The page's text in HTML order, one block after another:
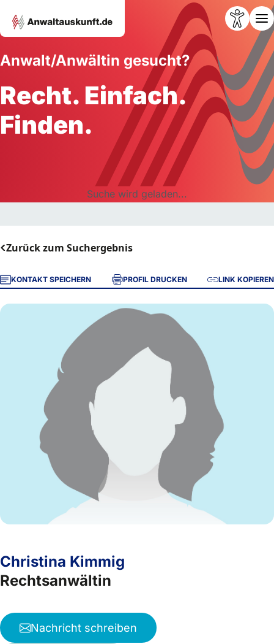
Anwalt/Anwältin gesucht?
Recht. Einfach.
Finden.
Suche wird geladen...
Zurück zum Suchergebnis
KONTAKT SPEICHERN PROFIL DRUCKEN LINK KOPIEREN
Christina Kimmig
Rechtsanwältin
Nachricht schreiben